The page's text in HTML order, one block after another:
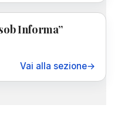
Informa”
Vai alla sezione→